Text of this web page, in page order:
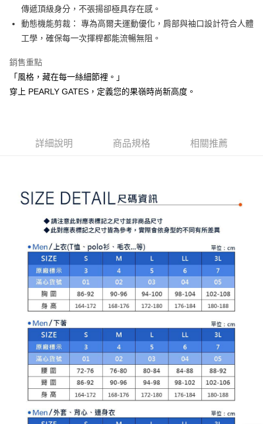
【大哥付你分期使用說明】
1.本服務由台灣大哥大提供，台灣大哥大用戶可立即使用無須另外申請。
2.付款方式選擇「大哥付你分期」，訂單成立後會自動跳轉到大哥付的交易
流程，驗證手機門號後，選擇欲分期的期數、繳款截止日，確認付款後即完
3.實際核准額度、可分期數及費用金額請依後續交易確認頁面所載為準。
4.訂單成立30分鐘內，如未前往確認交易或遇審核未通過，訂單將自動取
消。如遇「轉專審核」未通過狀況，表示未達大哥付你分期系統評分，恕無
法說明評估內容。
帳／街口支付／iPASS MONEY」等通路繳費。
買賣價金債權讓與本公司後，依約使用本公司帳單繳交帳款。
2.基於同意付款使用「大哥付你分期」之契約關係目的，商店將以您的個人
由本公司與您本人進行分期帳單所需資料之確認、核對及更正。
AFTEE先享後付
相關說明
【關於「AFTEE先享後付」】
便利好安心！
１．簡單：不需註冊會員、不需綁卡、不需儲值。
２．便利：只要手機號碼，簡訊認證，即可結帳。
３．安心：先確認商品／服務後，再付款。
２．訂單成立數日內，您將收到繳費通知簡訊。
後付繳納相關費用。
是否繳費成功／繳費後需取消欲退款等相關疑問，請聯繫「AFTEE先享後付
客戶支援中心」https://netprotections.freshdesk.com/support/home
【注意事項】
１．透過由恩沛科技股份有限公司提供之「AFTEE先享後付」服務完成之交
易，需依本服務之必要範圍內提供個人資料，並將交易相關給付款項請求債
權轉讓予恩沛科技股份有限公司。
２．關於個人資料處理事宜，請瀏覽以下網址：
https://aftee.tw/terms/#terms3
「AFTEE先享後付」，若未經同意申辦者引起之損失，本公司不負相關責
４．使用「AFTEE先享後付」時，將依據個別帳號之用戶狀況，依本公司即
時審查核予不同之上限額度；若仍有額度不足之情形，本公司將視審查結果
請求用戶進行身份認證。
５．嚴禁一人註冊多個帳號或使用他人資訊註冊。若發現惡意使用之情形，
恩沛科技股份有限公司將有權停止該用戶之使用額度並採取法律行動。
運送方式
全家取貨付款
7-11取貨付款
免運費
付款後7-11取貨
免運費
離島宅配
免運費
傳遞頂級身分，不張揚卻極具存在感。
動態機能剪裁： 專為高爾夫運動優化，肩部與袖口設計符合人體
工學，確保每一次揮桿都能流暢無阻。
銷售重點
「風格，藏在每一絲細節裡。」
穿上 PEARLY GATES，定義您的果嶺時尚新高度。
詳細說明 商品規格 相關推薦